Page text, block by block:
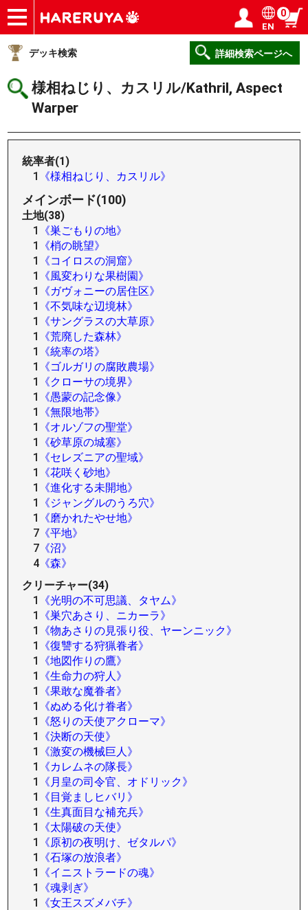
ショップ
買取
記事
デッキ検索
デッキ構築
選手一覧
店舗一覧
イベント
ヘルプ
お問い合わせ ログイン／会員登録
EN
0
デッキ検索 詳細検索ページへ
様相ねじり、カスリル/Kathril, Aspect
Warper
統率者(1)
1
《様相ねじり、カスリル》
メインボード(100)
土地(38)
1
《巣ごもりの地》
1
《梢の眺望》
1
《コイロスの洞窟》
1
《風変わりな果樹園》
1
《ガヴォニーの居住区》
1
《不気味な辺境林》
1
《サングラスの大草原》
1
《荒廃した森林》
1
《統率の塔》
1
《ゴルガリの腐敗農場》
1
《クローサの境界》
1
《愚蒙の記念像》
1
《無限地帯》
1
《オルゾフの聖堂》
1
《砂草原の城塞》
1
《セレズニアの聖域》
1
《花咲く砂地》
1
《進化する未開地》
1
《ジャングルのうろ穴》
1
《磨かれたやせ地》
7 《平地》
7 《沼》
4 《森》
クリーチャー(34)
1
《光明の不可思議、タヤム》
1
《巣穴あさり、ニカーラ》
1
《物あさりの見張り役、ヤーンニック》
1
《復讐する狩猟眷者》
1
《地図作りの鷹》
1
《生命力の狩人》
1
《果敢な魔眷者》
1
《ぬめる化け眷者》
1
《怒りの天使アクローマ》
1
《決断の天使》
1
《激変の機械巨人》
1
《カレムネの隊長》
1
《月皇の司令官、オドリック》
1
《目覚ましヒバリ》
1
《生真面目な補充兵》
1
《太陽破の天使》
1
《原初の夜明け、ゼタルパ》
1
《石塚の放浪者》
1
《イニストラードの魂》
1
《魂剥ぎ》
1
《女王スズメバチ》